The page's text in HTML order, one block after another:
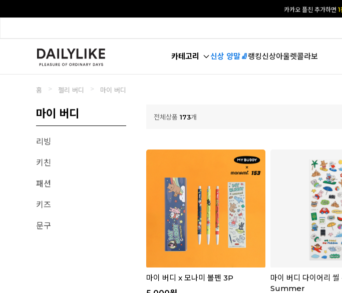
카카오 플친 추가하면
카테고리 신상 양말🧦랭킹신상아울렛콜라보
홈 > 젤리 버디 > 마이 버디
마이 버디
리빙
키친
패션
키즈
문구
전체상품 173개
마이 버디 x 모나미 볼펜 3P
마이 버디 다이어리
Summer